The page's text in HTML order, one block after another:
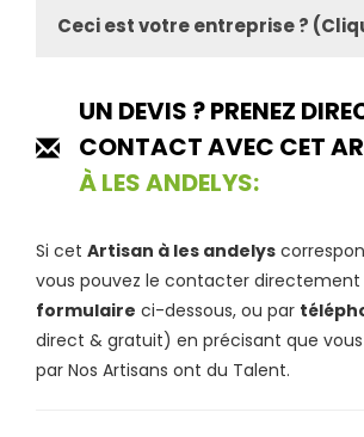
Ceci est votre entreprise ?
UN DEVIS ? PRENEZ
CONTACT AVEC CET
À LES ANDELYS:
Si cet Artisan à les andelys
vous pouvez le contacter directement
formulaire ci-dessous, ou par
direct & gratuit) en précisant que
par Nos Artisans ont du Talent.